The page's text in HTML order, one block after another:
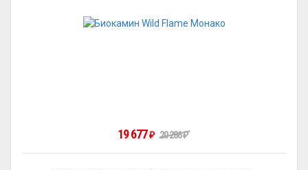
19 677₽ 20 286₽